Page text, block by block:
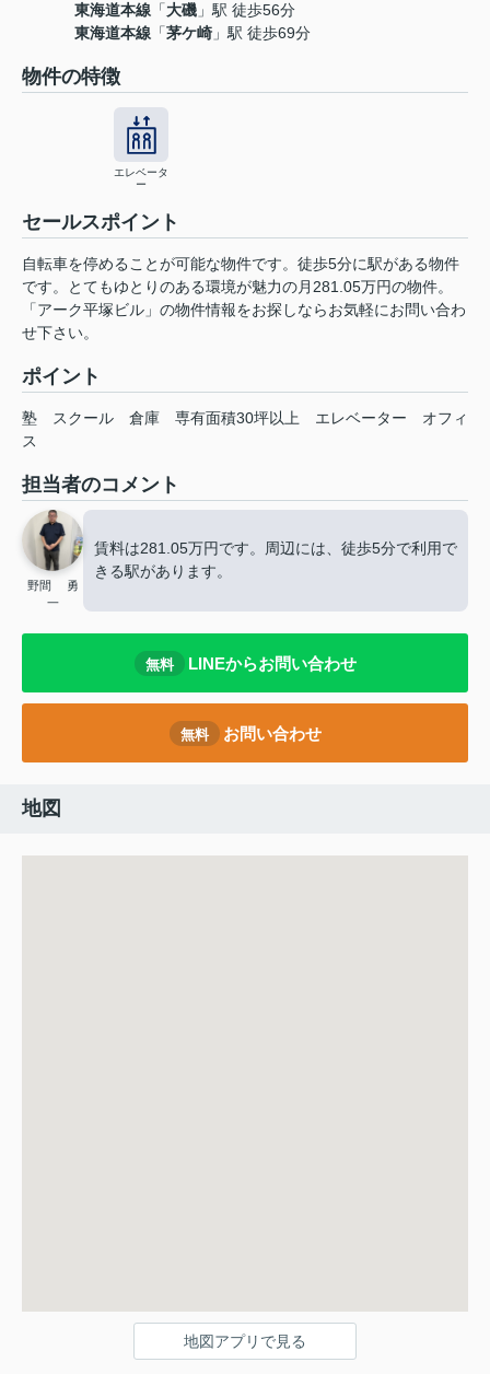
東海道本線 「大磯 」駅 徒歩56分
東海道本線 「茅ケ崎 」駅 徒歩69分
物件の特徴
エレベータ
ー
セールスポイント
自転車を停めることが可能な物件です。徒歩5分に駅がある物件
です。とてもゆとりのある環境が魅力の月281.05万円の物件。
「アーク平塚ビル」の物件情報をお探しならお気軽にお問い合わ
せ下さい。
ポイント
塾 スクール 倉庫 専有面積30坪以上 エレベーター
オフィ
ス
担当者のコメント
野間 勇
一
賃料は281.05万円です。周辺には、徒歩5分で利用で
きる駅があります。
無料 LINEからお問い合わせ
無料 お問い合わせ
地図
地図アプリで見る